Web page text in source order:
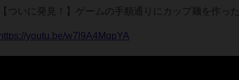
【ついに発見！】ゲームの手順通りにカップ麺を作っ
https://youtu.be/w7l9A4MqpYA